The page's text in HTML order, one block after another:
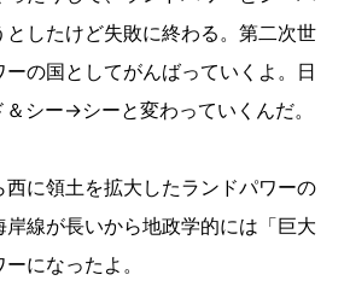
としたけど失敗に終わる。第二次世
の国としてがんばっていくよ。日
シー→シーと変わっていくんだ。
西に領土を拡大したランドパワーの
線が長いから地政学的には「巨大
になったよ。